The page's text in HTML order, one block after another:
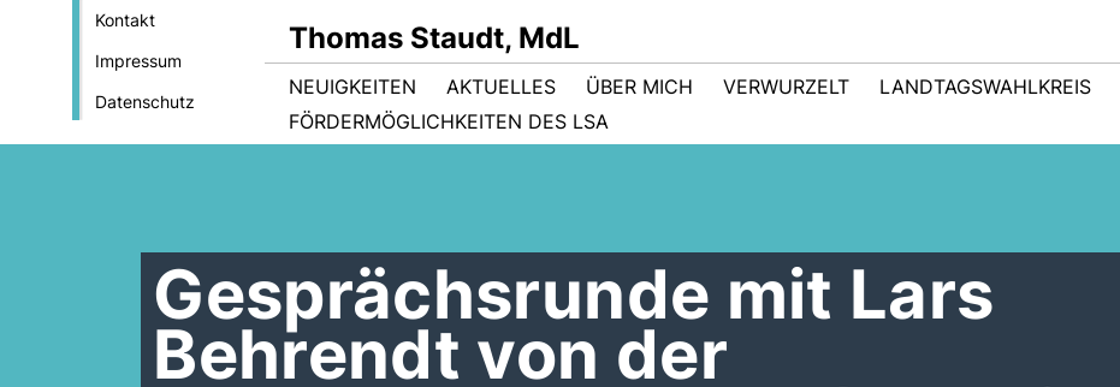
Kontakt
Impressum
Datenschutz
Thomas Staudt, MdL
NEUIGKEITEN AKTUELLES ÜBER MICH VERWURZELT LANDTAGSWAHLKREIS
FÖRDERMÖGLICHKEITEN DES LSA
Gesprächsrunde mit Lars
Behrendt von der